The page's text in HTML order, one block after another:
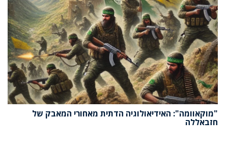
"מוקאוומה": האידיאולוגיה הדתית מאחורי המאבק של
חזבאללה